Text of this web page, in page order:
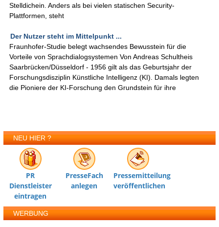
Stelldichein. Anders als bei vielen statischen Security-
Plattformen, steht
Der Nutzer steht im Mittelpunkt ...
Fraunhofer-Studie belegt wachsendes Bewusstein für die
Vorteile von Sprachdialogsystemen Von Andreas Schultheis
Saarbrücken/Düsseldorf - 1956 gilt als das Geburtsjahr der
Forschungsdisziplin Künstliche Intelligenz (KI). Damals legten
die Pioniere der KI-Forschung den Grundstein für ihre
NEU HIER ?
PR
Dienstleister
eintragen
PresseFach
anlegen
Pressemitteilung
veröffentlichen
WERBUNG